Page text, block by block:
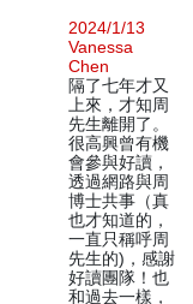
2024/1/13
Vanessa
Chen
隔了七年才又
上來，才知周
先生離開了。
很高興曾有機
會參與好讀，
透過網路與周
博士共事（真
也才知道的，
一直只稱呼周
先生的)，感謝
好讀團隊！也
和過去一樣，